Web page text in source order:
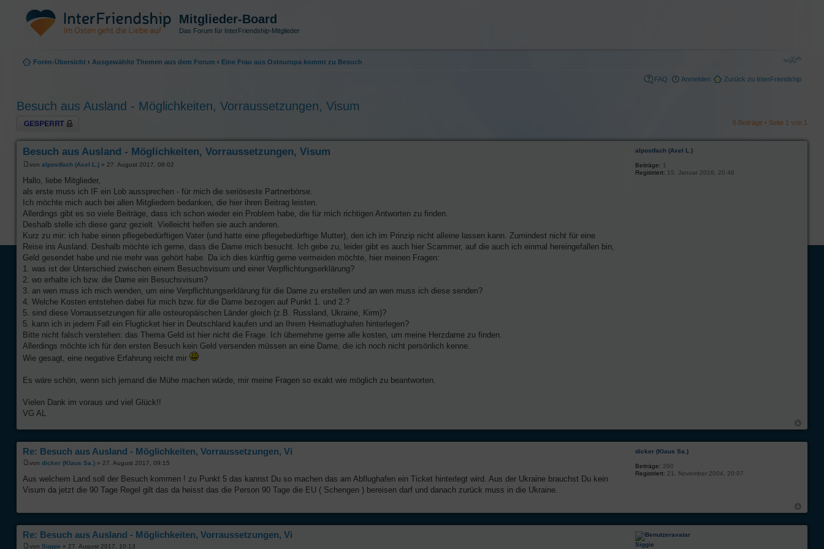
Mitglieder-Board
Das Forum für InterFriendship-Mitglieder
Foren-Übersicht ‹ Ausgewählte Themen aus dem Forum ‹ Eine Frau aus Osteuropa kommt zu Besuch
FAQ Anmelden Zurück zu InterFriendship
Besuch aus Ausland - Möglichkeiten, Vorraussetzungen, Visum
Thema gesperrt 6 Beiträge • Seite 1 von 1
Besuch aus Ausland - Möglichkeiten, Vorraussetzungen, Visum
von alpostfach (Axel L.) » 27. August 2017, 08:02
Hallo, liebe Mitglieder,
als erste muss ich IF ein Lob aussprechen - für mich die seriöseste Partnerbörse.
Ich möchte mich auch bei allen Mitgliedern bedanken, die hier ihren Beitrag leisten.
Allerdings gibt es so viele Beiträge, dass ich schon wieder ein Problem habe, die für mich richtigen Antworten zu finden.
Deshalb stelle ich diese ganz gezielt. Vielleicht helfen sie auch anderen.
Kurz zu mir: ich habe einen pflegebedürftigen Vater (und hatte eine pflegebedürftige Mutter), den ich im Prinzip nicht alleine lassen kann. Zumindest nicht für eine
Reise ins Ausland. Deshalb möchte ich gerne, dass die Dame mich besucht. Ich gebe zu, leider gibt es auch hier Scammer, auf die auch ich einmal hereingefallen bin,
Geld gesendet habe und nie mehr was gehört habe. Da ich dies künftig gerne vermeiden möchte, hier meinen Fragen:
1. was ist der Unterschied zwischen einem Besuchsvisum und einer Verpflichtungserklärung?
2. wo erhalte ich bzw. die Dame ein Besuchsvisum?
3. an wen muss ich mich wenden, um eine Verpflichtungserklärung für die Dame zu erstellen und an wen muss ich diese senden?
4. Welche Kosten entstehen dabei für mich bzw. für die Dame bezogen auf Punkt 1. und 2.?
5. sind diese Vorraussetzungen für alle osteuropäischen Länder gleich (z.B. Russland, Ukraine, Kirm)?
5. kann ich in jedem Fall ein Flugticket hier in Deutschland kaufen und an Ihrem Heimatlughafen hinterlegen?
Bitte nicht falsch verstehen: das Thema Geld ist hier nicht die Frage. Ich übernehme gerne alle kosten, um meine Herzdame zu finden.
Allerdings möchte ich für den ersten Besuch kein Geld versenden müssen an eine Dame, die ich noch nicht persönlich kenne.
Wie gesagt, eine negative Erfahrung reicht mir
Es wäre schön, wenn sich jemand die Mühe machen würde, mir meine Fragen so exakt wie möglich zu beantworten.
Vielen Dank im voraus und viel Glück!!
VG AL
alpostfach (Axel L.)
Beiträge: 1
Registriert: 15. Januar 2016, 20:48
Re: Besuch aus Ausland - Möglichkeiten, Vorraussetzungen, Vi
von dicker (Klaus Sa.) » 27. August 2017, 09:15
Aus welchem Land soll der Besuch kommen ! zu Punkt 5 das kannst Du so machen das am Abflughafen ein Ticket hinterlegt wird. Aus der Ukraine brauchst Du kein
Visum da jetzt die 90 Tage Regel gilt das da heisst das die Person 90 Tage die EU ( Schengen ) bereisen darf und danach zurück muss in die Ukraine.
dicker (Klaus Sa.)
Beiträge: 260
Registriert: 21. November 2004, 20:07
Re: Besuch aus Ausland - Möglichkeiten, Vorraussetzungen, Vi
von Siggie » 27. August 2017, 10:13 Siggie